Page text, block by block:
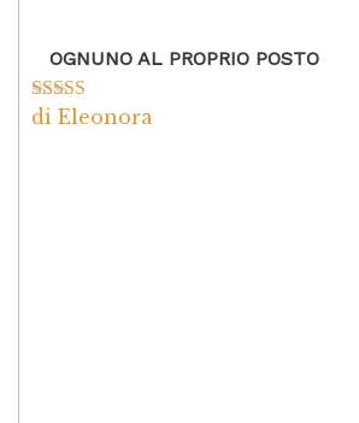
OGNUNO AL PROPRIO POSTO
Valutato5su
di Eleonora